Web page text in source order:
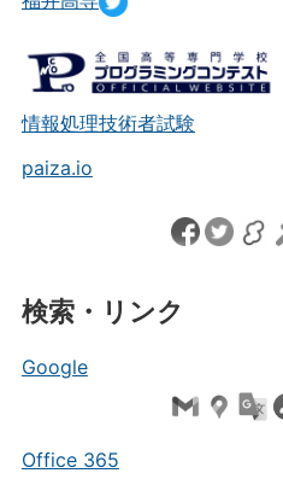
情報処理技術者試験
paiza.io
検索・リンク
Google
Office 365